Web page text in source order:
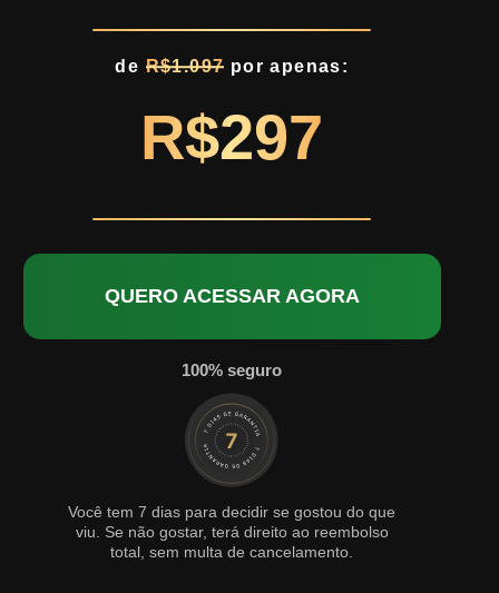
de R$1.097 por apenas:
R$297
QUERO ACESSAR AGORA
100% seguro
Você tem 7 dias para decidir se gostou do que
viu. Se não gostar, terá direito ao reembolso
total, sem multa de cancelamento.